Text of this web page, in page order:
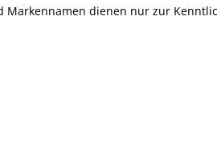
Markennamen dienen nur zur